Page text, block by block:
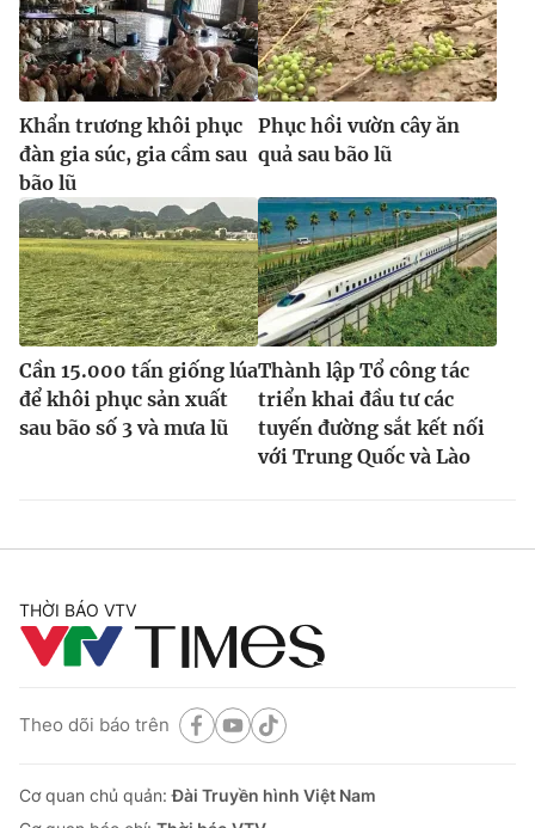
Khẩn trương khôi phục
đàn gia súc, gia cầm sau
bão lũ
Phục hồi vườn cây ăn
quả sau bão lũ
Cần 15.000 tấn giống lúa
để khôi phục sản xuất
sau bão số 3 và mưa lũ
Thành lập Tổ công tác
triển khai đầu tư các
tuyến đường sắt kết nối
với Trung Quốc và Lào
THỜI BÁO VTV
Theo dõi báo trên
Cơ quan chủ quản:Đài Truyền hình Việt Nam